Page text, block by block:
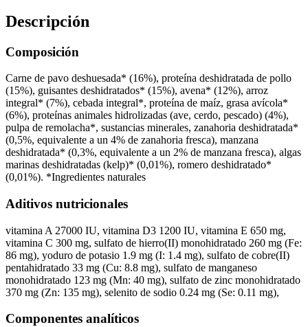
Descripción
Composición
Carne de pavo deshuesada* (16%), proteína deshidratada de pollo
(15%), guisantes deshidratados* (15%), avena* (12%), arroz
integral* (7%), cebada integral*, proteína de maíz, grasa avícola*
(6%), proteínas animales hidrolizadas (ave, cerdo, pescado) (4%),
pulpa de remolacha*, sustancias minerales, zanahoria deshidratada*
(0,5%, equivalente a un 4% de zanahoria fresca), manzana
deshidratada* (0,3%, equivalente a un 2% de manzana fresca), algas
marinas deshidratadas (kelp)* (0,01%), romero deshidratado*
(0,01%). *Ingredientes naturales
Aditivos nutricionales
vitamina A 27000 IU, vitamina D3 1200 IU, vitamina E 650 mg,
vitamina C 300 mg, sulfato de hierro(II) monohidratado 260 mg (Fe:
86 mg), yoduro de potasio 1.9 mg (I: 1.4 mg), sulfato de cobre(II)
pentahidratado 33 mg (Cu: 8.8 mg), sulfato de manganeso
monohidratado 123 mg (Mn: 40 mg), sulfato de zinc monohidratado
370 mg (Zn: 135 mg), selenito de sodio 0.24 mg (Se: 0.11 mg),
Componentes analíticos